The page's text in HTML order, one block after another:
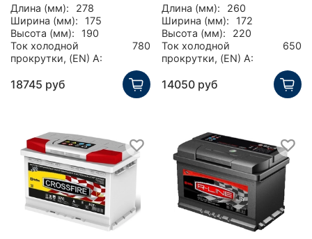
Длина (мм):
278
Ширина (мм):
175
Высота (мм):
190
Ток холодной
прокрутки, (EN) А:
780
18745 руб
Длина (мм):
260
Ширина (мм):
172
Высота (мм):
220
Ток холодной
прокрутки, (EN) А:
650
14050 руб